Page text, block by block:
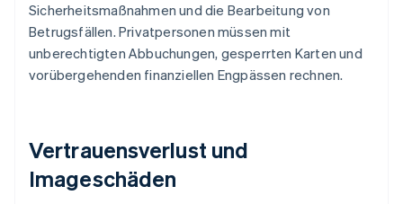
Sicherheitsmaßnahmen und die Bearbeitung von
Betrugsfällen. Privatpersonen müssen mit
unberechtigten Abbuchungen, gesperrten Karten und
vorübergehenden finanziellen Engpässen rechnen.
Vertrauensverlust und
Imageschäden